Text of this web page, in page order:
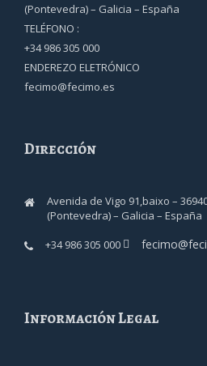
(Pontevedra) – Galicia – España
TELÉFONO :
+34 986 305 000
ENDEREZO ELETRÓNICO
fecimo@fecimo.es
Dirección
Avenida de Vigo 91,baixo –
(Pontevedra) – Galicia – España
+34 986 305 000
Información Legal